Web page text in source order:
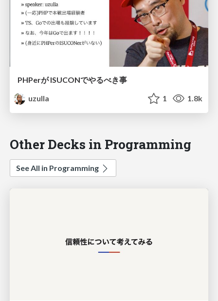
PHPerが ISUCONでやるべき事
uzulla
1 1.8k
Other Decks in Programming
See All in Programming